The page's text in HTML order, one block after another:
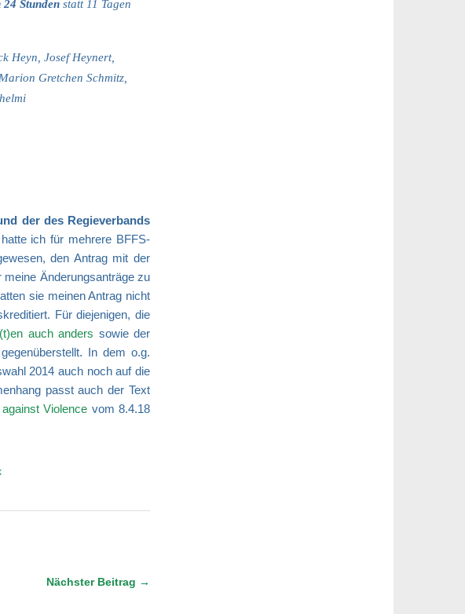
Stunden statt 11 Tagen
Heyn, Josef Heynert,
Gretchen Schmitz,
der des Regieverbands
ich für mehrere BFFS-
den Antrag mit der
Änderungsanträge zu
sie meinen Antrag nicht
Für diejenigen, die
auch anders sowie der
In dem o.g.
2014 auch noch auf die
passt auch der Text
Violence vom 8.4.18
Nächster Beitrag →